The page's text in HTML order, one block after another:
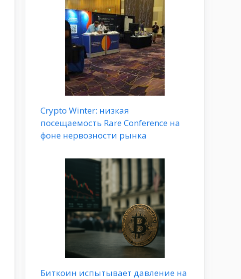
Crypto Winter: низкая
посещаемость Rare Conference на
фоне нервозности рынка
Биткоин испытывает давление на